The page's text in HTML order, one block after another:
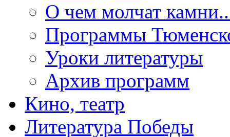
О чем молчат
Программы
Уроки литературы
Архив программ
Кино, театр
Литература Победы